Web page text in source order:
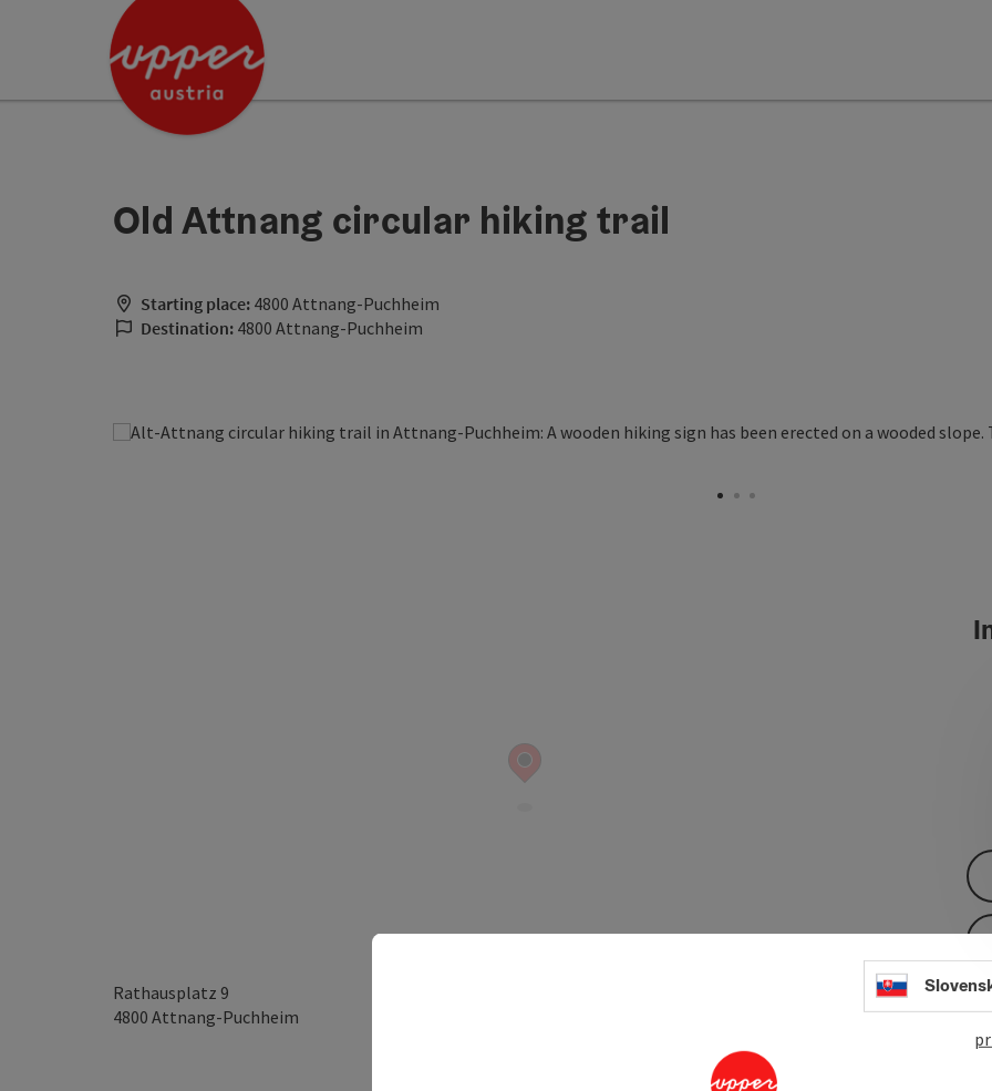
Accesskey
Accesskey
Old Attnang circular hiking trail
Starting place: 4800 Attnang-Puchheim
Destination: 4800 Attnang-Puchheim
Rathausplatz 9
4800 Attnang-Puchheim open inOpen in